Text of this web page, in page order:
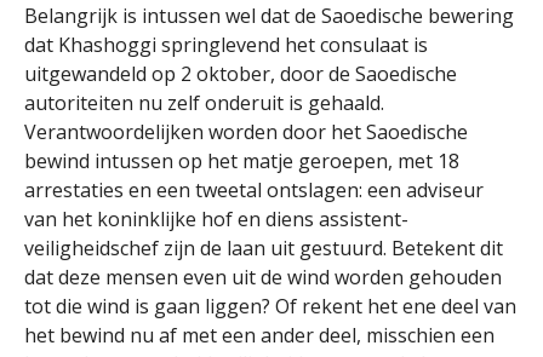
Belangrijk is intussen wel dat de Saoedische bewering
dat Khashoggi springlevend het consulaat is
uitgewandeld op 2 oktober, door de Saoedische
autoriteiten nu zelf onderuit is gehaald.
Verantwoordelijken worden door het Saoedische
bewind intussen op het matje geroepen, met 18
arrestaties en een tweetal ontslagen: een adviseur
van het koninklijke hof en diens assistent-
veiligheidschef zijn de laan uit gestuurd. Betekent dit
dat deze mensen even uit de wind worden gehouden
tot die wind is gaan liggen? Of rekent het ene deel van
het bewind nu af met een ander deel, misschien een